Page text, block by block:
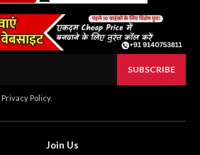
SUBSCRIBE
Privacy Policy.
Join Us